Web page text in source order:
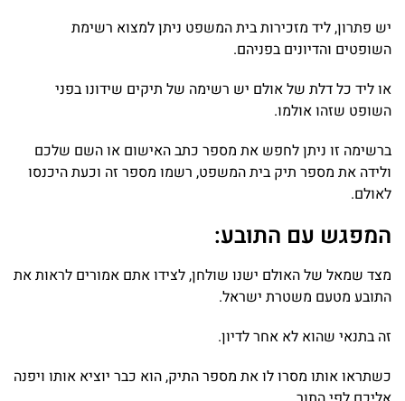
יש פתרון, ליד מזכירות בית המשפט ניתן למצוא רשימת
השופטים והדיונים בפניהם.
או ליד כל דלת של אולם יש רשימה של תיקים שידונו בפני
השופט שזהו אולמו.
ברשימה זו ניתן לחפש את מספר כתב האישום או השם שלכם
ולידה את מספר תיק בית המשפט, רשמו מספר זה וכעת היכנסו
לאולם.
המפגש עם התובע:
מצד שמאל של האולם ישנו שולחן, לצידו אתם אמורים לראות את
התובע מטעם משטרת ישראל.
זה בתנאי שהוא לא אחר לדיון.
כשתראו אותו מסרו לו את מספר התיק, הוא כבר יוציא אותו ויפנה